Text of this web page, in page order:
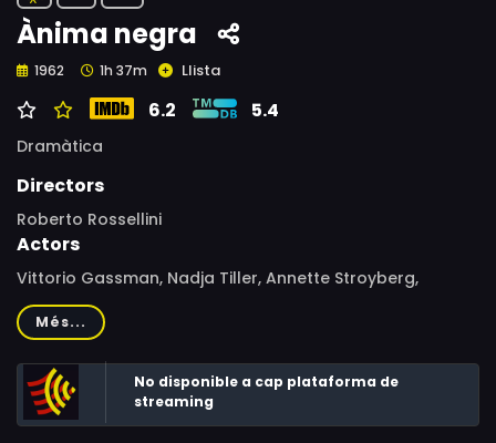
Ànima negra
1962 1h 37m Llista
6.2 5.4
Dramàtica
Directors
Roberto Rossellini
Actors
Vittorio Gassman, Nadja Tiller, Annette Stroyberg,
Yvonne Sanson, Eleonora Rossi Drago, Tony Brown, Rina
Braido, Giuliano Cocuzzoli, Daniela Igliozzi, Chery Million,
Armando Suscipi
Més...
No disponible a cap plataforma de
streaming